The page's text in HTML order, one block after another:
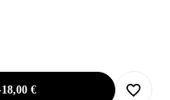
18,00 €